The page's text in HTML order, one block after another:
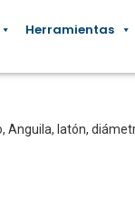
Herramientas
Anguila, latón,